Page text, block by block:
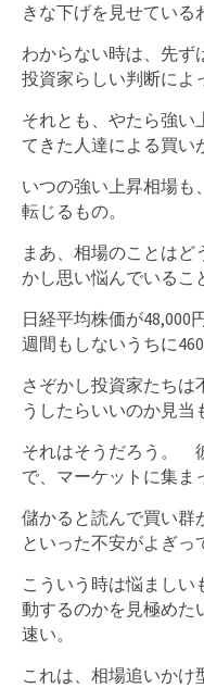
きな下げを見せている
わからない時は、先ず
投資家らしい判断によ
それとも、やたら強い
てきた人達による買い
いつの強い上昇相場も
転じるもの。
まあ、相場のことは
かし思い悩んでいるこ
日経平均株価が48,000
週間もしないうちに
さぞかし投資家たち
うしたらいいのか見当
それはそうだろう。
で、マーケットに集ま
儲かると読んで買い群
といった不安がよぎっ
こういう時は悩まし
動するのかを見極めた
速い。
これは、相場追いかけ